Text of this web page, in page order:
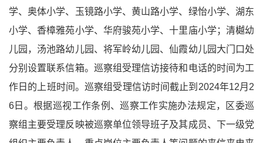
学、奥体小学、玉镜路小学、黄山路小学、绿怡小学、湖东
小学、香樟雅苑小学、华府骏苑小学、十里庙小学；清樾幼
儿园，汤池路幼儿园、将军岭幼儿园、仙霞幼儿园大门口处
分别设置联系信箱。巡察组受理信访接待和电话的时间为工
作日的上班时间。巡察组受理信访时间截止到2024年12月2
6日。根据巡视工作条例、巡察工作实施办法规定，区委巡
察组主要受理反映被巡察单位领导班子及其成员、下一级党